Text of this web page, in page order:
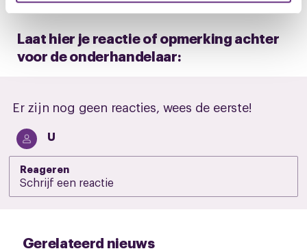
U kunt uw toestemming op elk moment wijzigen of
het ronde cookie-instellingenicoontje linksonder op de
pagina.
Laat hier je reactie of opmerking achter
voor de onderhandelaar:
Er zijn nog geen reacties, wees de eerste!
U
Reageren
Gerelateerd nieuws